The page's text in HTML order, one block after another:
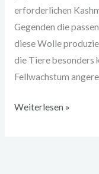
erforderlichen
Gegenden die
diese Wolle
die Tiere besonders
Fellwachstum
Weiterlesen »